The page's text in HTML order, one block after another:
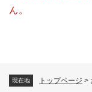
現在地 トップページ >
ん。